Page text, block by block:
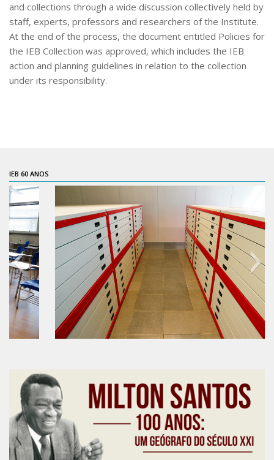
Divisão de Apoio e Divulgação
Transparência
Acervo
Arquivo
6º CIEAMP
Exposições
Manuel Correia de Andrade – o divulgador
científico
Movimentos Estudantis
Biblioteca
Sobre
Biblioteca Digital
Red BAALC
Tutoriais
Coleção de Artes Visuais
Sobre
and collections through a wide discussion collectively held by
staff, experts, professors and researchers of the Institute.
At the end of the process, the document entitled Policies for
the IEB Collection was approved, which includes the IEB
action and planning guidelines in relation to the collection
under its responsibility.
IEB 60 ANOS